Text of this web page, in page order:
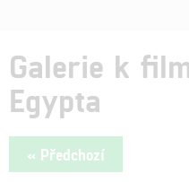
Galerie k
Egypta
« Předchozí